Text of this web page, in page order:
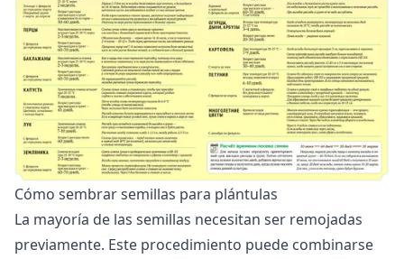
Cómo sembrar semillas para plántulas
La mayoría de las semillas necesitan ser remojadas
previamente. Este procedimiento puede combinarse